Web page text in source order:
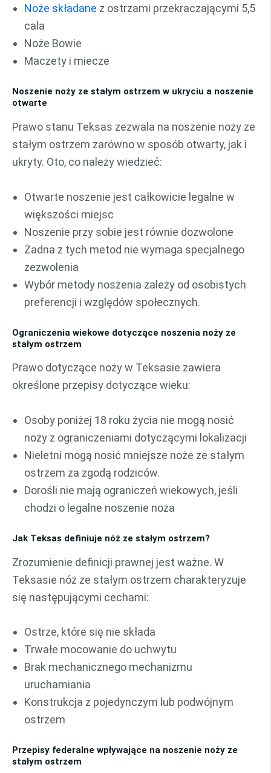
Noże składane z ostrzami przekraczającymi 5,5
cala
Noże Bowie
Maczety i miecze
Noszenie noży ze stałym ostrzem w ukryciu a noszenie
otwarte
Prawo stanu Teksas zezwala na noszenie noży ze
stałym ostrzem zarówno w sposób otwarty, jak i
ukryty. Oto, co należy wiedzieć:
Otwarte noszenie jest całkowicie legalne w
większości miejsc
Noszenie przy sobie jest równie dozwolone
Żadna z tych metod nie wymaga specjalnego
zezwolenia
Wybór metody noszenia zależy od osobistych
preferencji i względów społecznych.
Ograniczenia wiekowe dotyczące noszenia noży ze
stałym ostrzem
Prawo dotyczące noży w Teksasie zawiera
określone przepisy dotyczące wieku:
Osoby poniżej 18 roku życia nie mogą nosić
noży z ograniczeniami dotyczącymi lokalizacji
Nieletni mogą nosić mniejsze noże ze stałym
ostrzem za zgodą rodziców.
Dorośli nie mają ograniczeń wiekowych, jeśli
chodzi o legalne noszenie noża
Jak Teksas definiuje nóż ze stałym ostrzem?
Zrozumienie definicji prawnej jest ważne. W
Teksasie nóż ze stałym ostrzem charakteryzuje
się następującymi cechami:
Ostrze, które się nie składa
Trwałe mocowanie do uchwytu
Brak mechanicznego mechanizmu
uruchamiania
Konstrukcja z pojedynczym lub podwójnym
ostrzem
Przepisy federalne wpływające na noszenie noży ze
stałym ostrzem